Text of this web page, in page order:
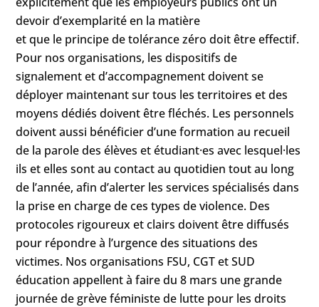
devoir d’exemplarité en la matière
et que le principe de tolérance zéro doit être effectif.
Pour nos organisations, les dispositifs de
signalement et d’accompagnement doivent se
déployer maintenant sur tous les territoires et des
moyens dédiés doivent être fléchés. Les personnels
doivent aussi bénéficier d’une formation au recueil
de la parole des élèves et étudiant·es avec lesquel·les
ils et elles sont au contact au quotidien tout au long
de l’année, afin d’alerter les services spécialisés dans
la prise en charge de ces types de violence. Des
protocoles rigoureux et clairs doivent être diffusés
pour répondre à l’urgence des situations des
victimes. Nos organisations FSU, CGT et SUD
éducation appellent à faire du 8 mars une grande
journée de grève féministe de lutte pour les droits